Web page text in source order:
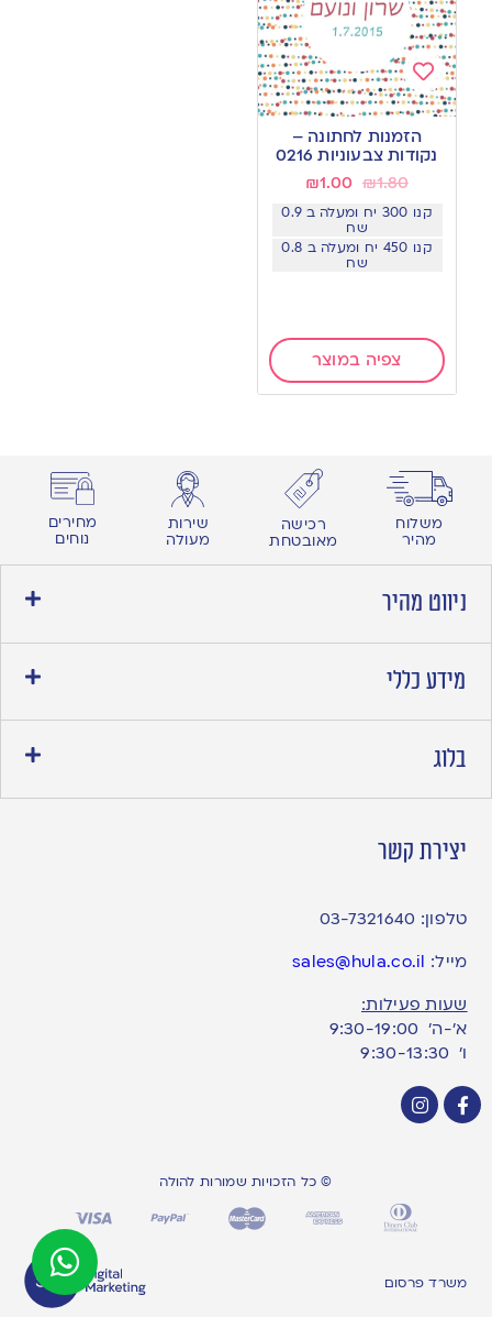
Add
to
wishlist
הזמנות לחתונה –
נקודות צבעוניות 0216
₪1.80
₪1.00
קנו 300 יח ומעלה ב 0.9
שח
קנו 450 יח ומעלה ב 0.8
שח
צפיה במוצר
משלוח
מהיר
רכישה
מאובטחת
שירות
מעולה
מחירים
נוחים
ניווט מהיר
מידע כללי
בלוג
יצירת קשר
טלפון: 03-7321640
מייל: sales@hula.co.il
שעות פעילות:
א’-ה’ 9:30-19:00
ו׳ 9:30-13:30
© כל הזכויות שמורות להולה
משרד פרסום